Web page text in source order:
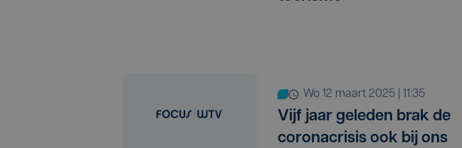
wo 12 maart 2025 | 11:35
Vijf jaar geleden brak de
coronacrisis ook bij ons